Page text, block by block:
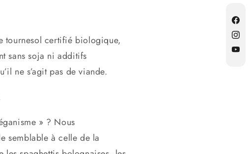
tournesol certifié biologique,
sans soja ni additifs
ne s’agit pas de viande.
» ? Nous
semblable à celle de la